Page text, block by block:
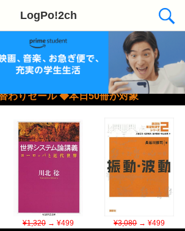
LogPo!2ch
わりセール ◆本日50冊が対象
¥1,320→ ¥499 ¥3,080→ ¥499